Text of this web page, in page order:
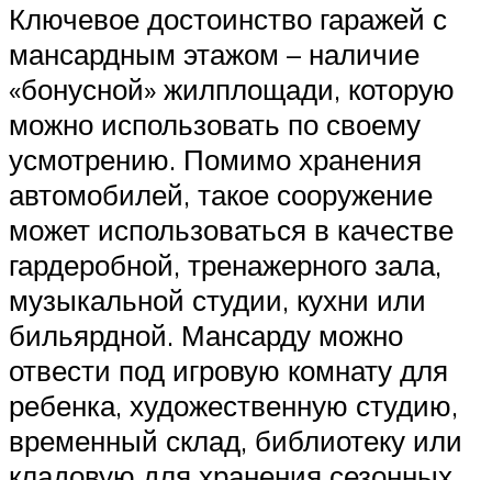
Ключевое достоинство гаражей с
мансардным этажом – наличие
«бонусной» жилплощади, которую
можно использовать по своему
усмотрению. Помимо хранения
автомобилей, такое сооружение
может использоваться в качестве
гардеробной, тренажерного зала,
музыкальной студии, кухни или
бильярдной. Мансарду можно
отвести под игровую комнату для
ребенка, художественную студию,
временный склад, библиотеку или